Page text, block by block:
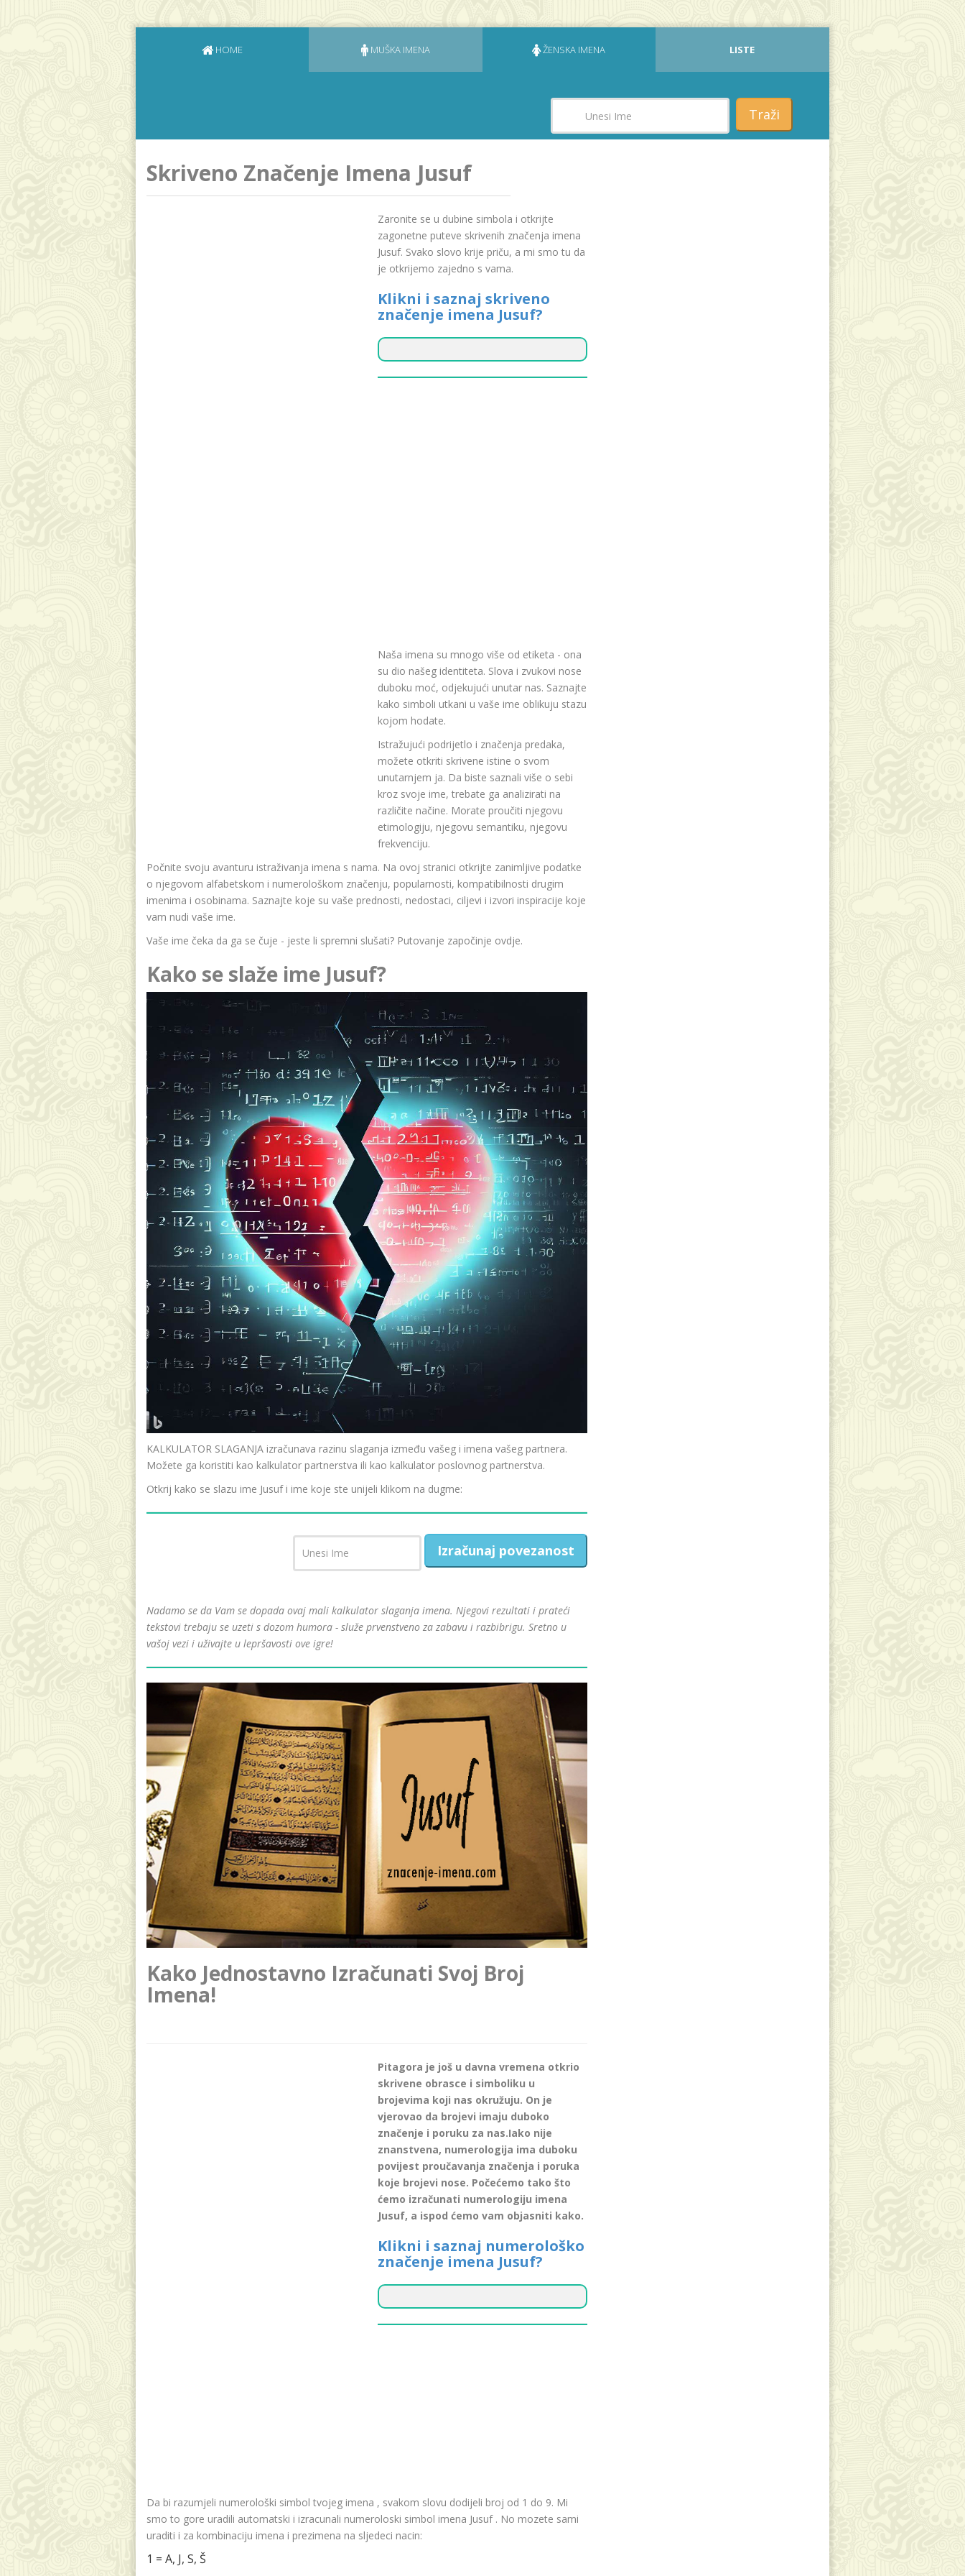
HOME MUŠKA IMENA ŽENSKA IMENA LISTE
Traži
Skriveno Značenje Imena Jusuf
Zaronite se u dubine simbola i otkrijte
zagonetne puteve skrivenih značenja imena
Jusuf. Svako slovo krije priču, a mi smo tu da
je otkrijemo zajedno s vama.
Klikni i saznaj skriveno
značenje imena Jusuf?
Naša imena su mnogo više od etiketa - ona
su dio našeg identiteta. Slova i zvukovi nose
duboku moć, odjekujući unutar nas. Saznajte
kako simboli utkani u vaše ime oblikuju stazu
kojom hodate.
Istražujući podrijetlo i značenja predaka,
možete otkriti skrivene istine o svom
unutarnjem ja. Da biste saznali više o sebi
kroz svoje ime, trebate ga analizirati na
različite načine. Morate proučiti njegovu
etimologiju, njegovu semantiku, njegovu
frekvenciju.
Počnite svoju avanturu istraživanja imena s nama. Na ovoj stranici otkrijte zanimljive podatke
o njegovom alfabetskom i numerološkom značenju, popularnosti, kompatibilnosti drugim
imenima i osobinama. Saznajte koje su vaše prednosti, nedostaci, ciljevi i izvori inspiracije koje
vam nudi vaše ime.
Vaše ime čeka da ga se čuje - jeste li spremni slušati? Putovanje započinje ovdje.
Kako se slaže ime Jusuf?
KALKULATOR SLAGANJA izračunava razinu slaganja između vašeg i imena vašeg partnera.
Možete ga koristiti kao kalkulator partnerstva ili kao kalkulator poslovnog partnerstva.
Otkrij kako se slazu ime Jusuf i ime koje ste unijeli klikom na dugme:
Izračunaj povezanost
Nadamo se da Vam se dopada ovaj mali kalkulator slaganja imena. Njegovi rezultati i prateći
tekstovi trebaju se uzeti s dozom humora - služe prvenstveno za zabavu i razbibrigu. Sretno u
vašoj vezi i uživajte u lepršavosti ove igre!
Kako Jednostavno Izračunati Svoj Broj
Imena!
Pitagora je još u davna vremena otkrio
skrivene obrasce i simboliku u
brojevima koji nas okružuju. On je
vjerovao da brojevi imaju duboko
značenje i poruku za nas.Iako nije
znanstvena, numerologija ima duboku
povijest proučavanja značenja i poruka
koje brojevi nose. Počećemo tako što
ćemo izračunati numerologiju imena
Jusuf, a ispod ćemo vam objasniti kako.
Klikni i saznaj numerološko
značenje imena Jusuf?
Da bi razumjeli numerološki simbol tvojeg imena , svakom slovu dodijeli broj od 1 do 9. Mi
smo to gore uradili automatski i izracunali numeroloski simbol imena Jusuf . No mozete sami
uraditi i za kombinaciju imena i prezimena na sljedeci nacin:
1 = A, J, S, Š